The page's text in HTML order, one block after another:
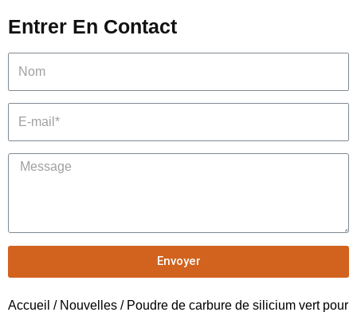
Entrer En Contact
Envoyer
Accueil / Nouvelles / Poudre de carbure de silicium vert pour